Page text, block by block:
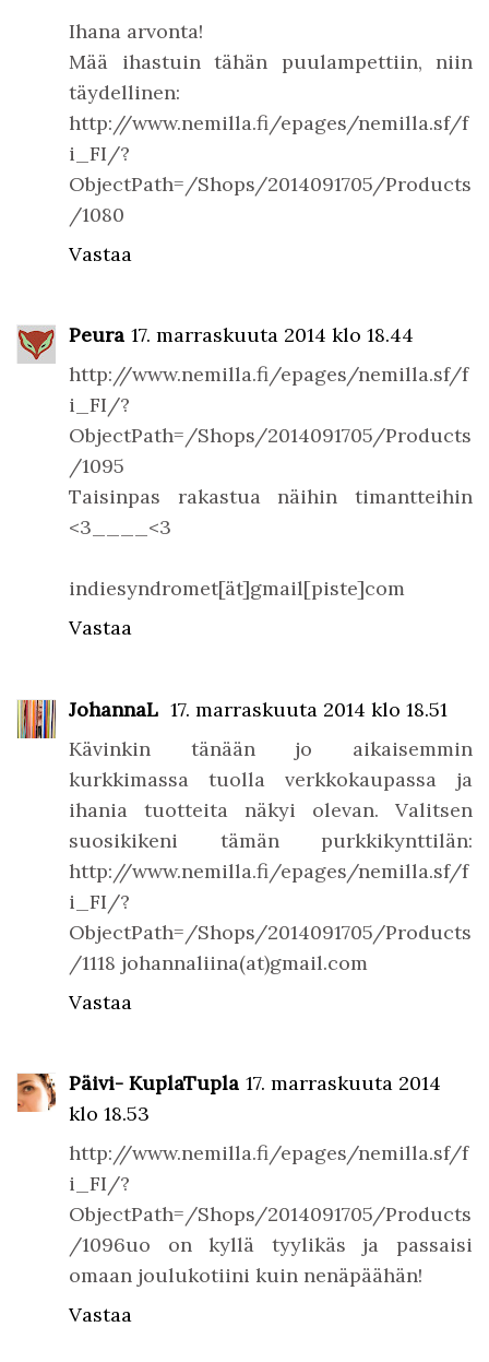
Ihana arvonta!
Mää ihastuin tähän puulampettiin, niin
täydellinen:
http://www.nemilla.fi/epages/nemilla.sf/f
i_FI/?
ObjectPath=/Shops/2014091705/Products
/1080
Vastaa
Peura 17. marraskuuta 2014 klo 18.44
http://www.nemilla.fi/epages/nemilla.sf/f
i_FI/?
ObjectPath=/Shops/2014091705/Products
/1095
Taisinpas rakastua näihin timantteihin
<3____<3
indiesyndromet[ät]gmail[piste]com
Vastaa
JohannaL 17. marraskuuta 2014 klo 18.51
Kävinkin tänään jo aikaisemmin
kurkkimassa tuolla verkkokaupassa ja
ihania tuotteita näkyi olevan. Valitsen
suosikikeni tämän purkkikynttilän:
http://www.nemilla.fi/epages/nemilla.sf/f
i_FI/?
ObjectPath=/Shops/2014091705/Products
/1118 johannaliina(at)gmail.com
Vastaa
Päivi- KuplaTupla 17. marraskuuta 2014
klo 18.53
http://www.nemilla.fi/epages/nemilla.sf/f
i_FI/?
ObjectPath=/Shops/2014091705/Products
/1096uo on kyllä tyylikäs ja passaisi
omaan joulukotiini kuin nenäpäähän!
Vastaa